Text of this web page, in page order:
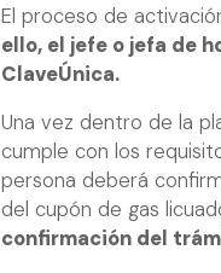
El proceso de
ello, el jefe o jefa de
ClaveÚnica.
Una vez dentro de la
cumple con los
persona deberá
del cupón de gas
confirmación del